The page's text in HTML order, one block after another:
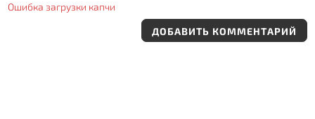
Ошибка загрузки капчи
ДОБАВИТЬ КОММЕНТАРИЙ